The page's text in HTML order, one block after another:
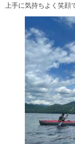
上手に気持ちよく笑顔